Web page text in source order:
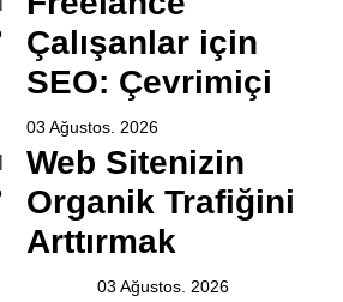
Çalışanlar için
SEO: Çevrimiçi
03 Ağustos. 2026
Web Sitenizin
Organik Trafiğini
Arttırmak
03 Ağustos. 2026